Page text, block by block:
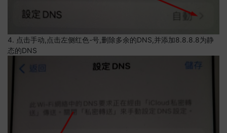
4. 点击手动,点击左侧红色-号,删除多余的DNS,并添加8.8.8.8为静
态的DNS